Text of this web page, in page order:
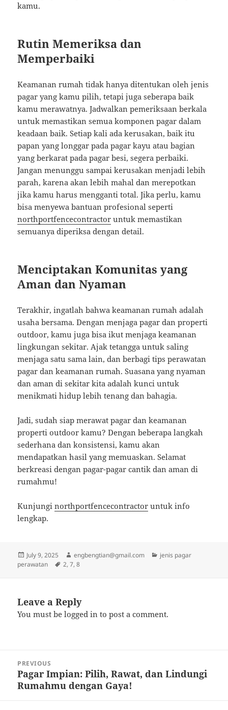
kamu.
Rutin Memeriksa dan
Memperbaiki
Keamanan rumah tidak hanya ditentukan oleh jenis
pagar yang kamu pilih, tetapi juga seberapa baik
kamu merawatnya. Jadwalkan pemeriksaan berkala
untuk memastikan semua komponen pagar dalam
keadaan baik. Setiap kali ada kerusakan, baik itu
papan yang longgar pada pagar kayu atau bagian
yang berkarat pada pagar besi, segera perbaiki.
Jangan menunggu sampai kerusakan menjadi lebih
parah, karena akan lebih mahal dan merepotkan
jika kamu harus mengganti total. Jika perlu, kamu
bisa menyewa bantuan profesional seperti
northportfencecontractor untuk memastikan
semuanya diperiksa dengan detail.
Menciptakan Komunitas yang
Aman dan Nyaman
Terakhir, ingatlah bahwa keamanan rumah adalah
usaha bersama. Dengan menjaga pagar dan properti
outdoor, kamu juga bisa ikut menjaga keamanan
lingkungan sekitar. Ajak tetangga untuk saling
menjaga satu sama lain, dan berbagi tips perawatan
pagar dan keamanan rumah. Suasana yang nyaman
dan aman di sekitar kita adalah kunci untuk
menikmati hidup lebih tenang dan bahagia.
Jadi, sudah siap merawat pagar dan keamanan
properti outdoor kamu? Dengan beberapa langkah
sederhana dan konsistensi, kamu akan
mendapatkan hasil yang memuaskan. Selamat
berkreasi dengan pagar-pagar cantik dan aman di
rumahmu!
Kunjunginorthportfencecontractor untuk info
lengkap.
Posted
on
July 9, 2025 Author
engbengtian@gmail.com Categories
jenis pagar
perawatan
Tags
2,7,8
Leave a Reply
You must belogged in to post a comment.
navigation
PREVIOUS
Previous
post:
Pagar Impian: Pilih, Rawat, dan Lindungi
Rumahmu dengan Gaya!